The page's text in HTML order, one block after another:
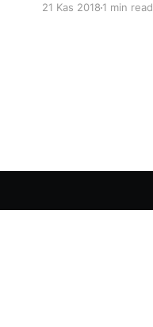
21 Kas 20181 min read